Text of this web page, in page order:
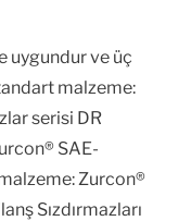
uygundur ve üç
malzeme:
serisi DR
SAE-
Zurcon®
Sızdırmazları